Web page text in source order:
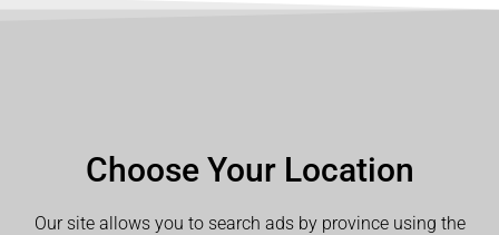
Choose Your Location
Our site allows you to search ads by province using the